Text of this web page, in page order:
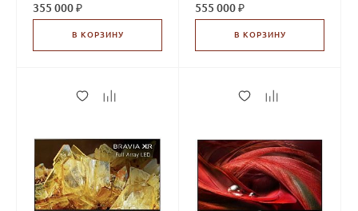
355 000 ₽
В КОРЗИНУ
555 000 ₽
В КОРЗИНУ